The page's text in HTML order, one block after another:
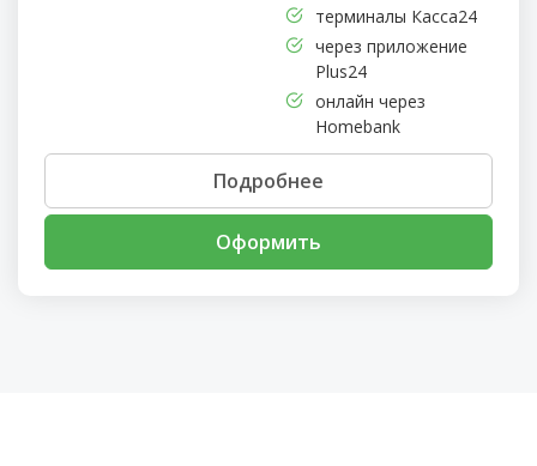
терминалы Касса24
через приложение
Plus24
онлайн через
Homebank
Подробнее
Оформить